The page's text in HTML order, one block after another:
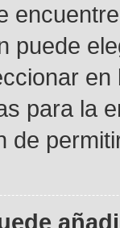
puede
para la
de